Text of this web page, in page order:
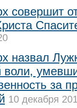
совершит
назвал
воли,
за
10 декабря